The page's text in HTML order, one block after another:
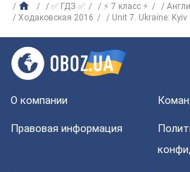
✅ ГДЗ ✅ ⚡ 7 класс ⚡
Ходаковская 2016
Unit 7. Ukraine: Kyiv
О компании
Правовая информация